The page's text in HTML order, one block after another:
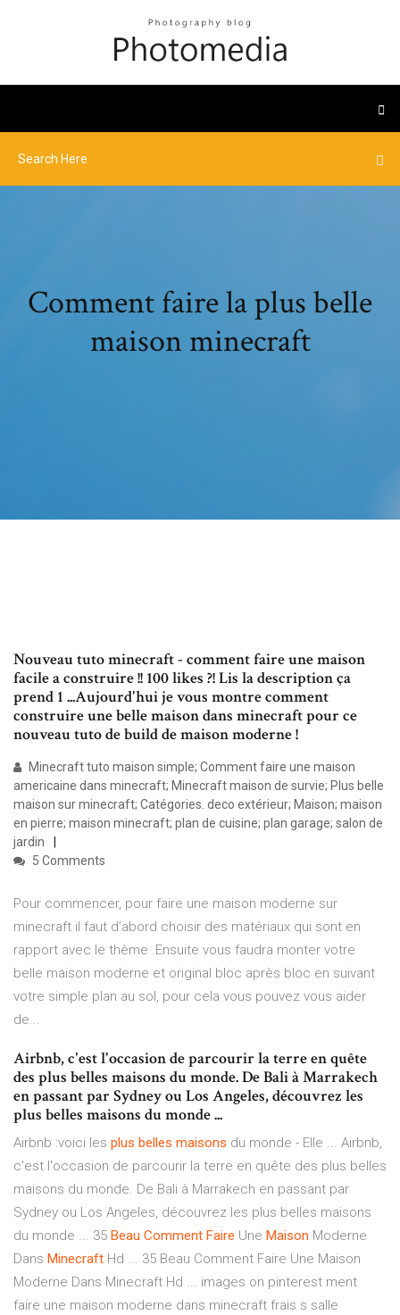
Comment faire la plus belle
maison minecraft
Nouveau tuto minecraft - comment faire une maison
facile a construire !! 100 likes ?! Lis la description ça
prend 1 ...Aujourd'hui je vous montre comment
construire une belle maison dans minecraft pour ce
nouveau tuto de build de maison moderne !
Minecraft tuto maison simple; Comment faire une maison
americaine dans minecraft; Minecraft maison de survie; Plus belle
maison sur minecraft; Catégories. deco extérieur; Maison; maison
en pierre; maison minecraft; plan de cuisine; plan garage; salon de
jardin
5 Comments
Pour commencer, pour faire une maison moderne sur
minecraft il faut d’abord choisir des matériaux qui sont en
rapport avec le thème .Ensuite vous faudra monter votre
belle maison moderne et original bloc après bloc en suivant
votre simple plan au sol, pour cela vous pouvez vous aider
de...
Airbnb, c'est l'occasion de parcourir la terre en quête
des plus belles maisons du monde. De Bali à Marrakech
en passant par Sydney ou Los Angeles, découvrez les
plus belles maisons du monde ...
Airbnb :voici les plus belles maisons du monde - Elle ... Airbnb,
c'est l'occasion de parcourir la terre en quête des plus belles
maisons du monde. De Bali à Marrakech en passant par
Sydney ou Los Angeles, découvrez les plus belles maisons
du monde ... 35 Beau Comment Faire Une Maison Moderne
Dans Minecraft Hd ... 35 Beau Comment Faire Une Maison
Moderne Dans Minecraft Hd ... images on pinterest ment
faire une maison moderne dans minecraft frais s salle